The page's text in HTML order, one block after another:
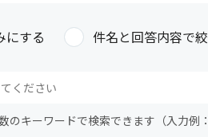
にする 件名と回答内容で
のキーワードで検索できます（入力例